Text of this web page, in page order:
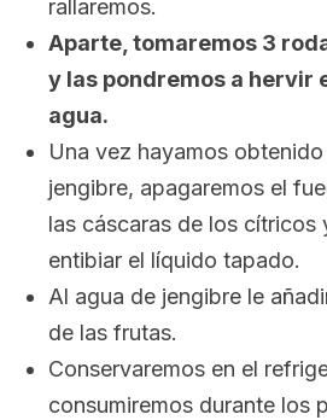
rallaremos.
Aparte, tomaremos 3
y las pondremos a hervir
agua.
Una vez hayamos
jengibre, apagaremos el
las cáscaras de los cítricos
entibiar el líquido tapado.
Al agua de jengibre le
de las frutas.
Conservaremos en el
consumiremos durante los